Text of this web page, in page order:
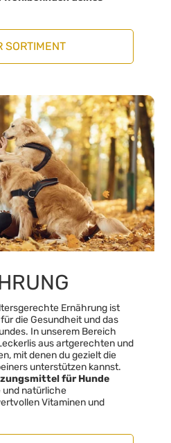
SORTIMENT
Ernährung ist
die Gesundheit und das
In unserem Bereich
aus artgerechten und
mit denen du gezielt die
unterstützen kannst.
für Hunde
natürliche
Vitaminen und